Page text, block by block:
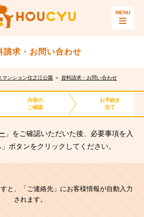
請求・お問い合わせ
マンション住之江公園 ＞ 資料請求・お問い合わせ
内容の
ご確認
お手続き
完了
」をご確認いただいた後、必要事項を入
ボタンをクリックしてください。
と、「ご連絡先」にお客様情報が自動入力
されます。